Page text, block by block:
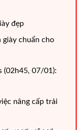
đẹp
giày chuẩn cho
(02h45, 07/01):
nâng cấp trải